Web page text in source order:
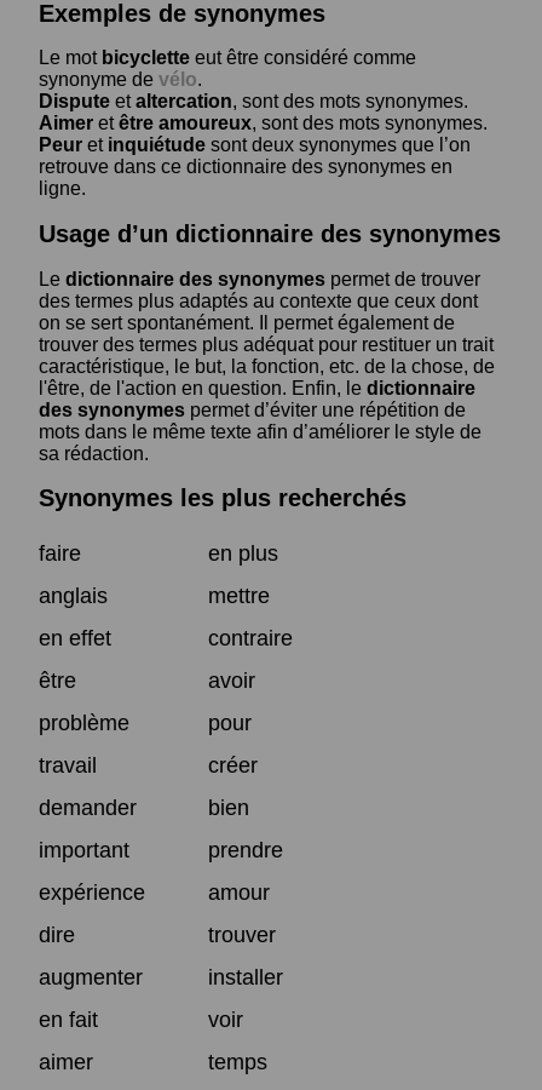
Exemples de synonymes
Le mot bicyclette eut être considéré comme
synonyme de vélo.
Dispute etaltercation, sont des mots synonymes.
Aimer etêtre amoureux, sont des mots synonymes.
Peur et inquiétude sont deux synonymes que l’on
retrouve dans ce dictionnaire des synonymes en
ligne.
Usage d’un dictionnaire des synonymes
Le dictionnaire des synonymes permet de trouver
des termes plus adaptés au contexte que ceux dont
on se sert spontanément. Il permet également de
trouver des termes plus adéquat pour restituer un trait
caractéristique, le but, la fonction, etc. de la chose, de
l'être, de l'action en question. Enfin, le dictionnaire
des synonymes permet d’éviter une répétition de
mots dans le même texte afin d’améliorer le style de
sa rédaction.
Synonymes les plus recherchés
faire
en plus
anglais
mettre
en effet
contraire
être
avoir
problème
pour
travail
créer
demander
bien
important
prendre
expérience
amour
dire
trouver
augmenter
installer
en fait
voir
aimer
temps